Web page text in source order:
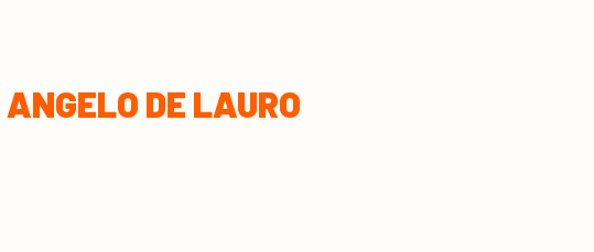
ANGELO DE LAURO